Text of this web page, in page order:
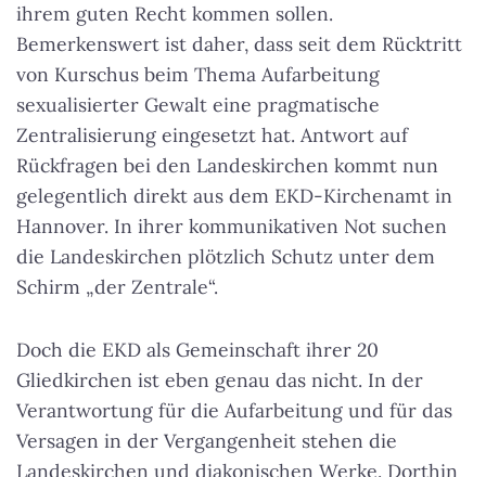
ihrem guten Recht kommen sollen.
Bemerkenswert ist daher, dass seit dem Rücktritt
von Kurschus beim Thema Aufarbeitung
sexualisierter Gewalt eine pragmatische
Zentralisierung eingesetzt hat. Antwort auf
Rückfragen bei den Landeskirchen kommt nun
gelegentlich direkt aus dem EKD-Kirchenamt in
Hannover. In ihrer kommunikativen Not suchen
die Landeskirchen plötzlich Schutz unter dem
Schirm „der Zentrale“.
Doch die EKD als Gemeinschaft ihrer 20
Gliedkirchen ist eben genau das nicht. In der
Verantwortung für die Aufarbeitung und für das
Versagen in der Vergangenheit stehen die
Landeskirchen und diakonischen Werke. Dorthin